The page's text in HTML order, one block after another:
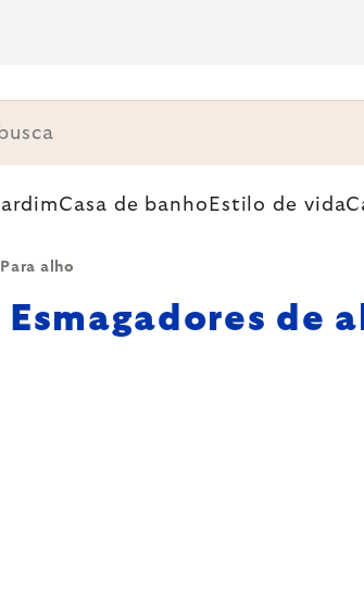
JardimCasa de banho Estilo de vida
Para alho
Esmagadores de